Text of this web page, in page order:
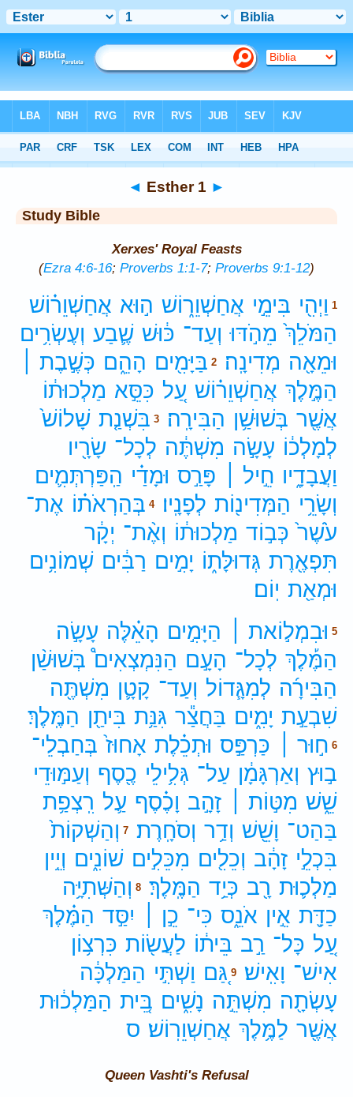
Study Bible > Esther 1
◄ Esther 1 ►
Study Bible
Xerxes' Royal Feasts
(Ezra 4:6-16; Proverbs 1:1-7; Proverbs 9:1-12)
1 וַיְהִ֖י בִּימֵ֣י אֲחַשְׁוֵר֑וֹשׁ ה֣וּא אֲחַשְׁוֵר֗וֹשׁ
הַמֹּלֵךְ֙ מֵהֹ֣דּוּ וְעַד־ כּ֔וּשׁ שֶׁ֛בַע וְעֶשְׂרִ֥ים
וּמֵאָ֖ה מְדִינָֽה׃ 2 בַּיָּמִ֖ים הָהֵ֑ם כְּשֶׁ֣בֶת ׀
הַמֶּ֣לֶךְ אֲחַשְׁוֵר֗וֹשׁ עַ֚ל כִּסֵּ֣א מַלְכוּת֔וֹ
אֲשֶׁ֖ר בְּשׁוּשַׁ֥ן הַבִּירָֽה׃ 3 בִּשְׁנַ֤ת שָׁלוֹשׁ֙
לְמָלְכ֔וֹ עָשָׂ֣ה מִשְׁתֶּ֔ה לְכָל־ שָׂרָ֖יו
וַעֲבָדָ֑יו חֵ֣יל ׀ פָּרַ֣ס וּמָדַ֗י הַֽפַּרְתְּמִ֛ים
וְשָׂרֵ֥י הַמְּדִינ֖וֹת לְפָנָֽיו׃ 4 בְּהַרְאֹת֗וֹ אֶת־
עֹ֙שֶׁר֙ כְּב֣וֹד מַלְכוּת֔וֹ וְאֶ֨ת־ יְקָ֔ר
תִּפְאֶ֖רֶת גְּדוּלָּת֑וֹ יָמִ֣ים רַבִּ֔ים שְׁמוֹנִ֥ים
וּמְאַ֖ת יֽוֹם׃
5 וּבִמְל֣וֹאת ׀ הַיָּמִ֣ים הָאֵ֗לֶּה עָשָׂ֣ה
הַמֶּ֡לֶךְ לְכָל־ הָעָ֣ם הַנִּמְצְאִים֩ בְּשׁוּשַׁ֨ן
הַבִּירָ֜ה לְמִגָּ֧דוֹל וְעַד־ קָטָ֛ן מִשְׁתֶּ֖ה
שִׁבְעַ֣ת יָמִ֑ים בַּחֲצַ֕ר גִּנַּ֥ת בִּיתַ֖ן הַמֶּֽלֶךְ׃
6 ח֣וּר ׀ כַּרְפַּ֣ס וּתְכֵ֗לֶת אָחוּז֙ בְּחַבְלֵי־
ב֣וּץ וְאַרְגָּמָ֔ן עַל־ גְּלִ֥ילֵי כֶ֖סֶף וְעַמּ֣וּדֵי
שֵׁ֑שׁ מִטּ֣וֹת ׀ זָהָ֣ב וָכֶ֗סֶף עַ֛ל רִֽצְפַ֥ת
בַּהַט־ וָשֵׁ֖שׁ וְדַ֥ר וְסֹחָֽרֶת׃ 7 וְהַשְׁקוֹת֙
בִּכְלֵ֣י זָהָ֔ב וְכֵלִ֖ים מִכֵּלִ֣ים שׁוֹנִ֑ים וְיֵ֥ין
מַלְכ֛וּת רָ֖ב כְּיַ֥ד הַמֶּֽלֶךְ׃ 8 וְהַשְּׁתִיָּ֥ה
כַדָּ֖ת אֵ֣ין אֹנֵ֑ס כִּי־ כֵ֣ן ׀ יִסַּ֣ד הַמֶּ֗לֶךְ
עַ֚ל כָּל־ רַ֣ב בֵּית֔וֹ לַעֲשׂ֖וֹת כִּרְצ֥וֹן
אִישׁ־ וָאִֽישׁ׃ 9 גַּ֚ם וַשְׁתִּ֣י הַמַּלְכָּ֔ה
עָשְׂתָ֖ה מִשְׁתֵּ֣ה נָשִׁ֑ים בֵּ֚ית הַמַּלְכ֔וּת
אֲשֶׁ֖ר לַמֶּ֥לֶךְ אֲחַשְׁוֵרֽוֹשׁ׃ ס
Queen Vashti's Refusal